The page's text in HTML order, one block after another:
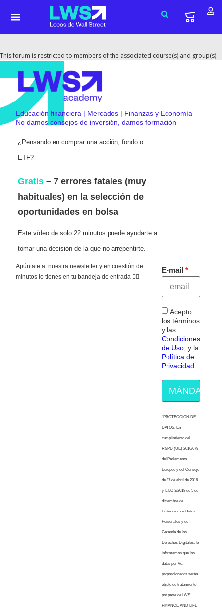
This forum is restricted to members of the associated course(s) and group(s).
Educación financiera | Mercados | Finanzas y Economía
No damos consejos de inversión, damos formación
¿Pensando en comprar una acción, fondo o
ETF?
Gratis – 7 errores fatales (muy
habituales) en la selección de
oportunidades en bolsa
Este vídeo de solo 22 minutos puede ayudarte a
tomar una decisión de la que no arrepentirte.
Apúntate a nuestra newsletter y en cuestión de
minutos lo tienes en tu bandeja de entrada 👇🏻
E-mail
Acepto
los términos
y las
Condiciones
de Uso, y la
Política de
Privacidad
MÁNDAME
“PROTECCION DE
DATOS: En
cumplimiento del
RGPD (UE) 2016/679
del Parlamento
Europeo y del Consejo
de 27 de abril de 2016
y la LO 3/2018 de 5 de
diciembre de
Protección de Datos
Personales y de
Garantía de los
Derechos Digitales, le
informamos que los
datos por Vd.
proporcionados serán
objeto de tratamiento
por parte de LWS
FINANCE AND LIFE